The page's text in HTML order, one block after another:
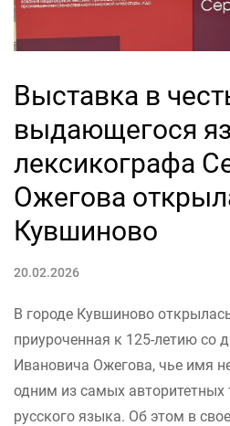
Выставка в
выдающегося
лексикографа
Ожегова
Кувшиново
20.02.2026
В городе Кувшиново
приуроченная к 125-летию со
Ивановича Ожегова, чье имя
одним из самых авторитетных
русского языка. Об этом в